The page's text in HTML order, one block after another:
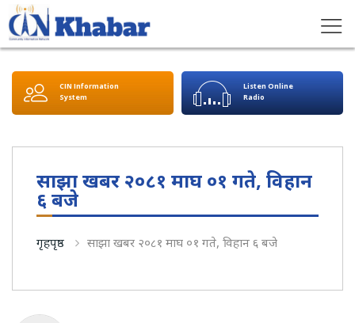
CIN Information
System
Listen Online
Radio
साझा खबर २०८१ माघ ०१ गते, विहान
६ बजे
गृहपृष्ठ साझा खबर २०८१ माघ ०१ गते, विहान ६ बजे